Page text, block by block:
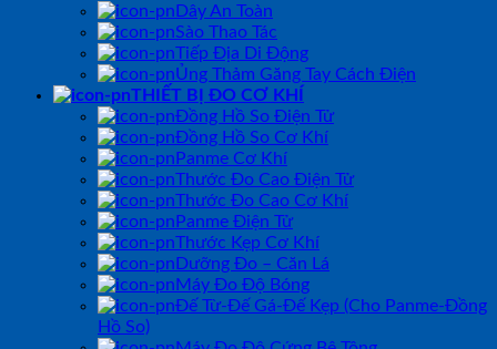
Dây An Toàn
Sào Thao Tác
Tiếp Địa Di Động
Ủng Thảm Găng Tay Cách Điện
THIẾT BỊ ĐO CƠ KHÍ
Đồng Hồ So Điện Tử
Đồng Hồ So Cơ Khí
Panme Cơ Khí
Thước Đo Cao Điện Tử
Thước Đo Cao Cơ Khí
Panme Điện Tử
Thước Kẹp Cơ Khí
Dưỡng Đo – Căn Lá
Máy Đo Độ Bóng
Đế Từ-Đế Gá-Đế Kẹp (Cho Panme-Đồng
Hồ So)